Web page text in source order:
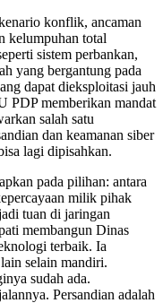
konflik, ancaman
kelumpuhan total
sistem perbankan,
yang bergantung pada
dapat dieksploitasi jauh
PDP memberikan mandat
salah satu
dan keamanan siber
lagi dipisahkan.
pada pilihan: antara
milik pihak
tuan di jaringan
membangun Dinas
terbaik. Ia
selain mandiri.
sudah ada.
Persandian adalah